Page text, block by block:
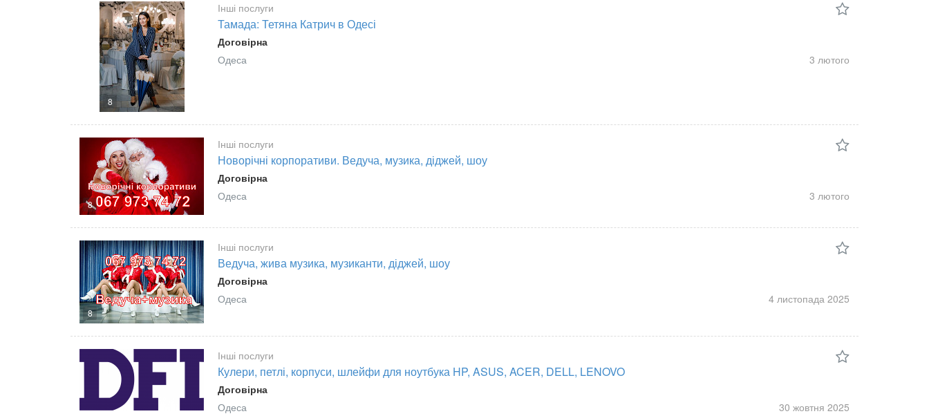
8
Інші послуги
Тамада: Тетяна Катрич в Одесі
Договірна
Одеса
3 лютого
8
Інші послуги
Новорічні корпоративи. Ведуча, музика, діджей, шоу
Договірна
Одеса
3 лютого
8
Інші послуги
Ведуча, жива музика, музиканти, діджей, шоу
Договірна
Одеса
4 листопада 2025
Інші послуги
Кулери, петлі, корпуси, шлейфи для ноутбука HP, ASUS, ACER, DELL, LENOVO
Договірна
Одеса
30 жовтня 2025